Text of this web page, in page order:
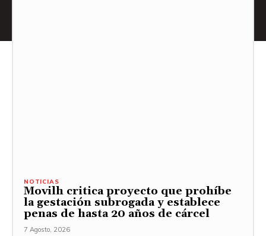
NOTICIAS
Movilh critica proyecto que prohíbe
la gestación subrogada y establece
penas de hasta 20 años de cárcel
7 Agosto, 2026